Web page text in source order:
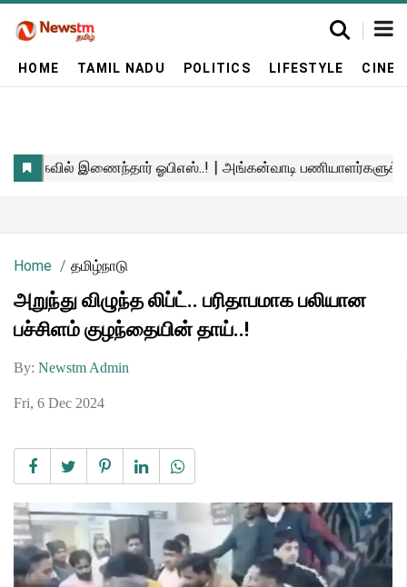
HOME TAMIL NADU POLITICS LIFESTYLE
Home தமிழ்நாடு
அறுந்து விழுந்த லிப்ட்.. பரிதாபமாக பலியான
பச்சிளம் குழந்தையின் தாய்..!
By: Newstm Admin
Fri, 6 Dec 2024